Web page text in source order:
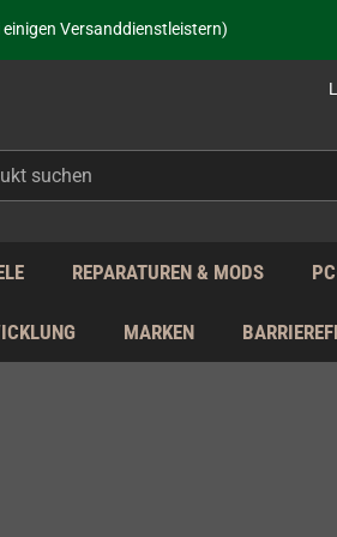
Versanddienstleistern)
für neue Retro-Hardware!
- zollfrei innerhalb der EU!
REPARATUREN & MODS
MARKEN